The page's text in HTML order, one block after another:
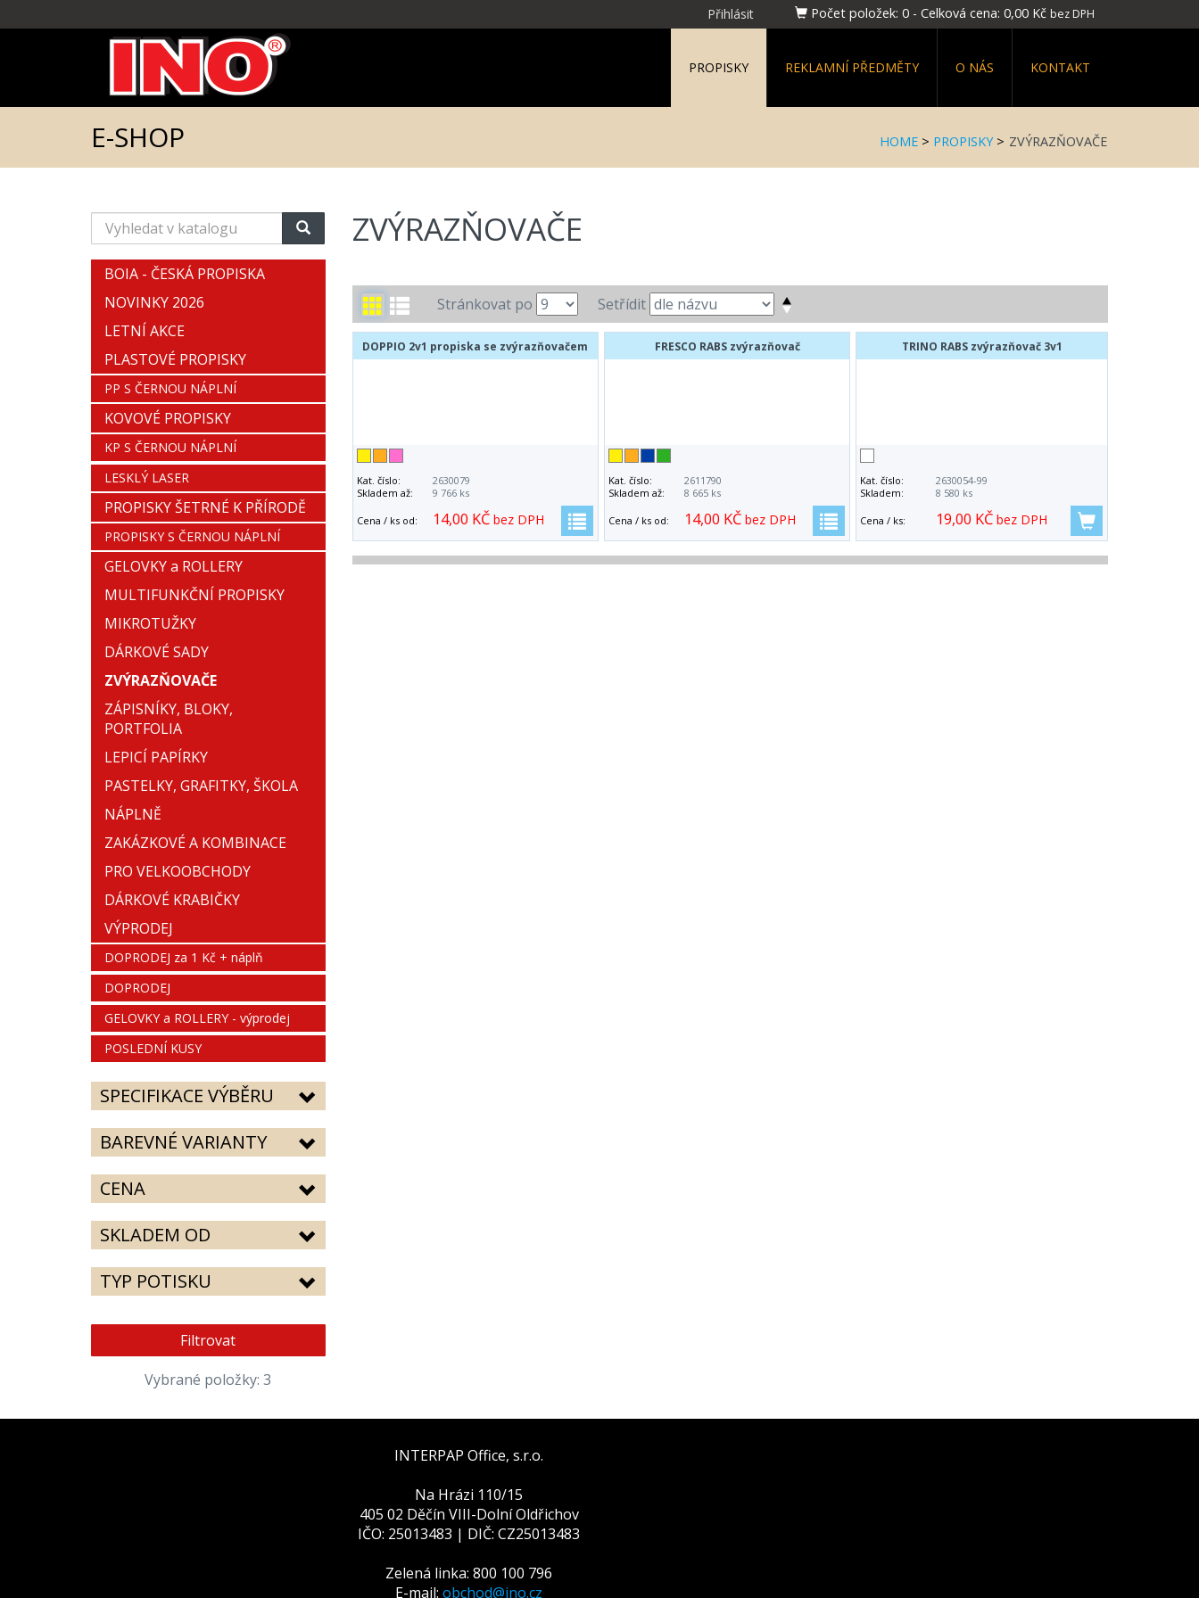
Počet položek: 0 - Celková cena: 0,00 Kč bez DPH
Přihlásit
PROPISKY REKLAMNÍ PŘEDMĚTY O NÁS KONTAKT
E-SHOP HOME > PROPISKY> ZVÝRAZŇOVAČE
Vyhledat
v
katalogu
BOIA - ČESKÁ PROPISKA
NOVINKY 2026
LETNÍ AKCE
PLASTOVÉ PROPISKY
PP S ČERNOU NÁPLNÍ
KOVOVÉ PROPISKY
KP S ČERNOU NÁPLNÍ
LESKLÝ LASER
PROPISKY ŠETRNÉ K PŘÍRODĚ
PROPISKY S ČERNOU NÁPLNÍ
GELOVKY a ROLLERY
MULTIFUNKČNÍ PROPISKY
MIKROTUŽKY
DÁRKOVÉ SADY
ZVÝRAZŇOVAČE
ZÁPISNÍKY, BLOKY,
PORTFOLIA
LEPICÍ PAPÍRKY
PASTELKY, GRAFITKY, ŠKOLA
NÁPLNĚ
ZAKÁZKOVÉ A KOMBINACE
PRO VELKOOBCHODY
DÁRKOVÉ KRABIČKY
VÝPRODEJ
DOPRODEJ za 1 Kč + náplň
DOPRODEJ
GELOVKY a ROLLERY - výprodej
POSLEDNÍ KUSY
SPECIFIKACE VÝBĚRU
BAREVNÉ VARIANTY
CENA
SKLADEM OD
TYP POTISKU
Filtrovat
Vybrané položky: 3
ZVÝRAZŇOVAČE
Stránkovat po Setřídit
DOPPIO 2v1 propiska se zvýrazňovačem
Kat. číslo:
2630079
Skladem až:
9 766 ks
Cena / ks od: 14,00 KČ bez DPH
FRESCO RABS zvýrazňovač
Kat. číslo:
2611790
Skladem až:
8 665 ks
Cena / ks od: 14,00 KČ bez DPH
TRINO RABS zvýrazňovač 3v1
Kat. číslo:
2630054-99
Skladem:
8 580 ks
Cena / ks: 19,00 KČbez DPH
INTERPAP Office, s.r.o.
Na Hrázi 110/15
405 02 Děčín VIII-Dolní Oldřichov
IČO: 25013483 | DIČ: CZ25013483
Zelená linka: 800 100 796
E-mail:obchod@ino.cz